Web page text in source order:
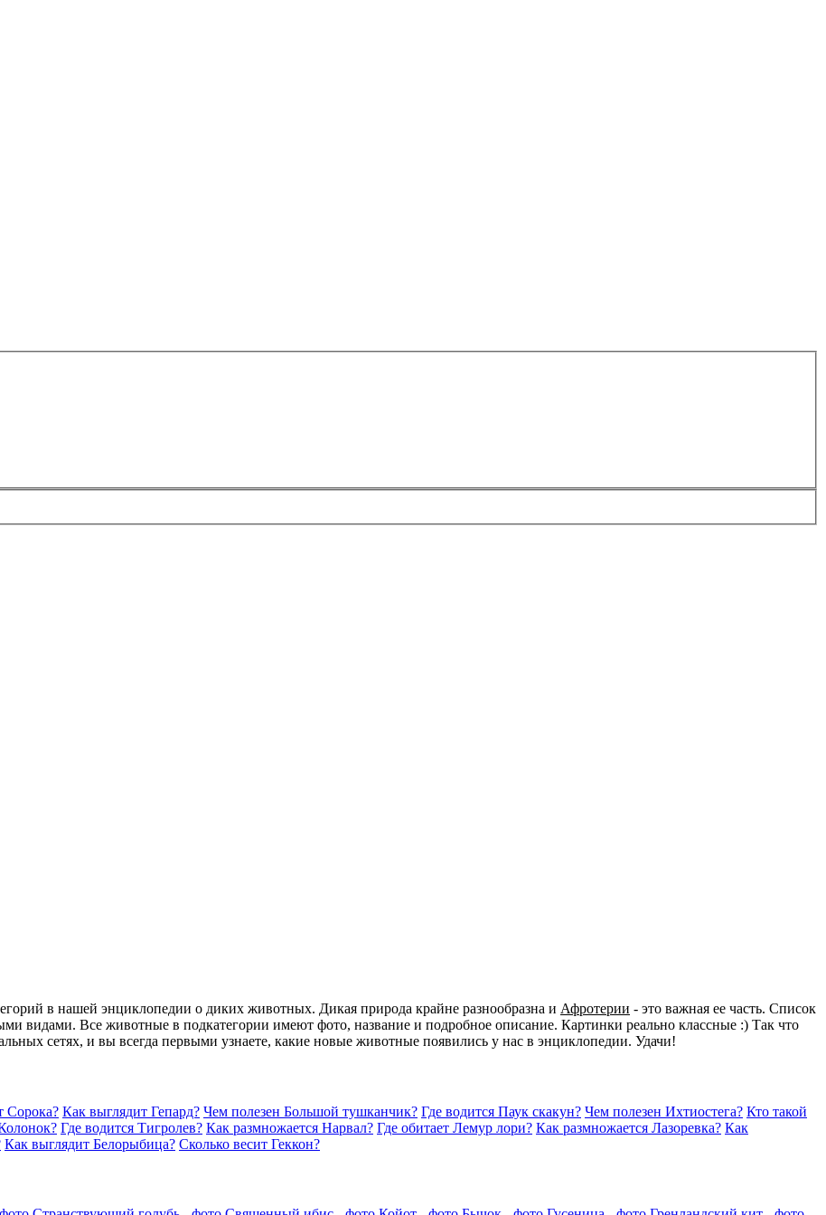
в нашей энциклопедии о диких животных. Дикая природа крайне разнообразна и Афротерии - это важная ее часть. Список
видами. Все животные в подкатегории имеют фото, название и подробное описание. Картинки реально классные :) Так что
сетях, и вы всегда первыми узнаете, какие новые животные появились у нас в энциклопедии. Удачи!
Сорока? Как выглядит Гепард? Чем полезен Большой тушканчик? Где водится Паук скакун? Чем полезен Ихтиостега? Кто такой
Где водится Тигролев? Как размножается Нарвал? Где обитает Лемур лори? Как размножается Лазоревка? Как
Как выглядит Белорыбица? Сколько весит Геккон?